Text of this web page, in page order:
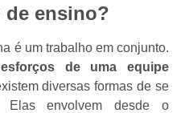
ensino?
é um trabalho em conjunto.
de uma equipe
diversas formas de se
Elas envolvem desde o